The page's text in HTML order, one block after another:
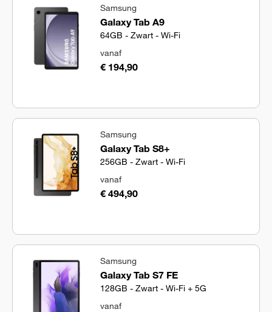
Samsung
Galaxy Tab A9
64GB - Zwart - Wi-Fi
vanaf
€ 194,90
Samsung
Galaxy Tab S8+
256GB - Zwart - Wi-Fi
vanaf
€ 494,90
Samsung
Galaxy Tab S7 FE
128GB - Zwart - Wi-Fi + 5G
vanaf